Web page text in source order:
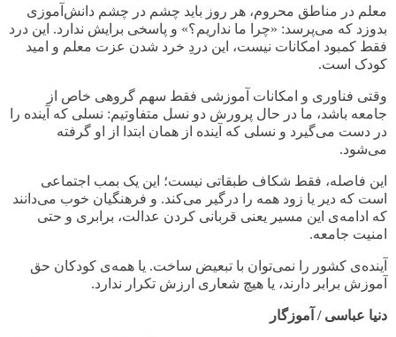
معلم در مناطق محروم، هر روز باید چشم در چشم دانش‌آموزی
بدوزد که می‌پرسد: «چرا ما نداریم؟» و پاسخی برایش ندارد. این درد
فقط کمبود امکانات نیست، این دردِ خرد شدن عزت معلم و امید
کودک است.
وقتی فناوری و امکانات آموزشی فقط سهم گروهی خاص از
جامعه باشد، ما در حال پرورش دو نسل متفاوتیم: نسلی که آینده را
در دست می‌گیرد و نسلی که آینده از همان ابتدا از او گرفته
می‌شود.
این فاصله، فقط شکاف طبقاتی نیست؛ این یک بمب اجتماعی
است که دیر یا زود همه را درگیر می‌کند. و فرهنگیان خوب می‌دانند
که ادامه‌ی این مسیر یعنی قربانی کردن عدالت، برابری و حتی
امنیت جامعه.
آینده‌ی کشور را نمی‌توان با تبعیض ساخت. یا همه‌ی کودکان حق
آموزش برابر دارند، یا هیچ شعاری ارزش تکرار ندارد.
دنیا عباسی / آموزگار